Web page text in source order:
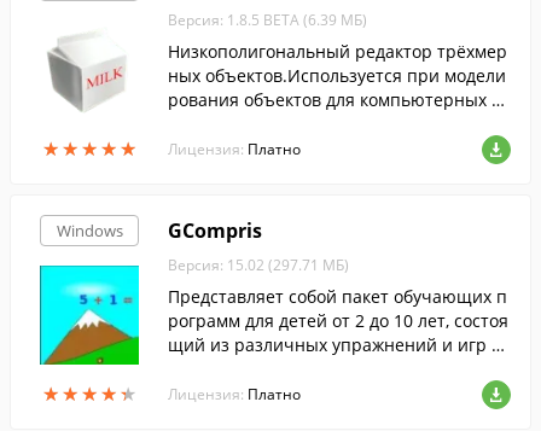
★★★★★
★★★★★
Версия: 1.8.5 BETA (6.39 МБ)
Низкополигональный редактор трёхмер
ных объектов.Используется при модели
рования объектов для компьютерных иг
s 3 и других sandbox-игр.
Лицензия: Платно
Windows
★★★★★
★★★★★
GCompris
Версия: 15.02 (297.71 МБ)
Представляет собой пакет обучающих п
рограмм для детей от 2 до 10 лет, состоя
щий из различных упражнений и игр об
Лицензия: Платно